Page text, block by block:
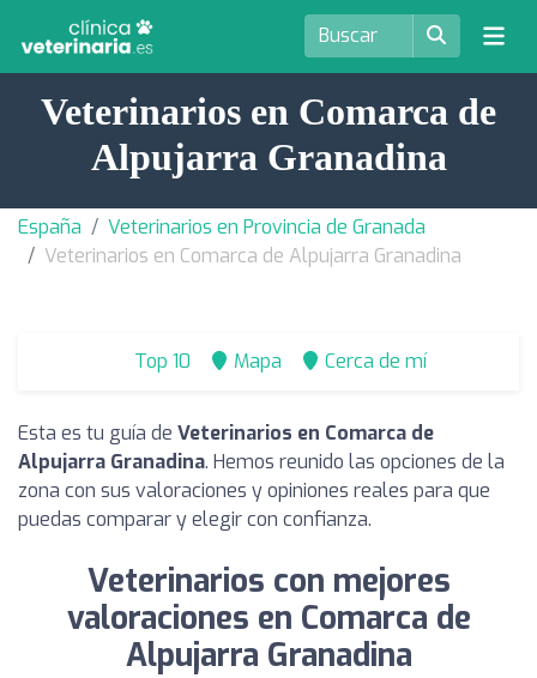
Veterinarios en Comarca de
Alpujarra Granadina
España
Veterinarios en Provincia de Granada
Veterinarios en Comarca de Alpujarra Granadina
Top 10 Mapa Cerca de mí
Esta es tu guía de Veterinarios en Comarca de
Alpujarra Granadina. Hemos reunido las opciones de la
zona con sus valoraciones y opiniones reales para que
puedas comparar y elegir con confianza.
Veterinarios con mejores
valoraciones en Comarca de
Alpujarra Granadina